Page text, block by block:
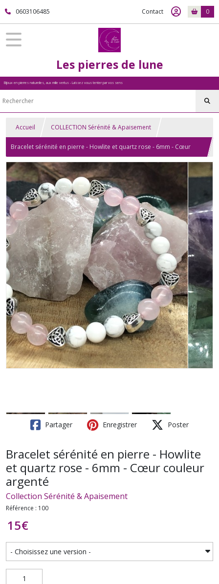
0603106485 Contact 0
Les pierres de lune
Bijoux en pierres naturelles, aux mille vertus - Laissez vous tenter par vos sens
Accueil COLLECTION Sérénité & Apaisement
Bracelet sérénité en pierre - Howlite et quartz rose - 6mm - Cœur
couleur argenté
Partager Enregistrer Poster
Bracelet sérénité en pierre - Howlite
et quartz rose - 6mm - Cœur couleur
argenté
Collection Sérénité & Apaisement
Référence : 100
15€